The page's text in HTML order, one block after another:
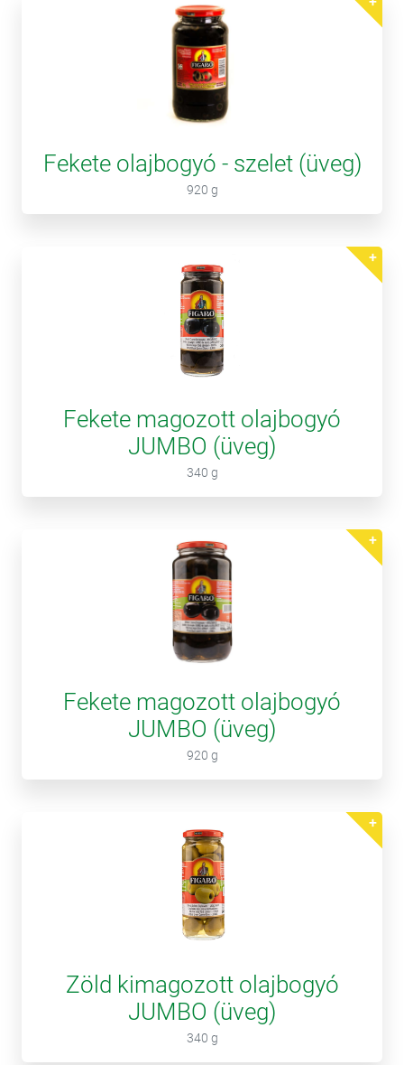
Fekete olajbogyó - szelet (üveg)
920 g
Fekete magozott olajbogyó
JUMBO (üveg)
340 g
Fekete magozott olajbogyó
JUMBO (üveg)
920 g
Zöld kimagozott olajbogyó
JUMBO (üveg)
340 g